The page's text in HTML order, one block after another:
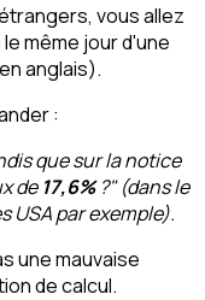
vous allez
même jour d'une
anglais).
:
que sur la notice
de 17,6%?" (dans le
USA par exemple).
une mauvaise
de calcul.